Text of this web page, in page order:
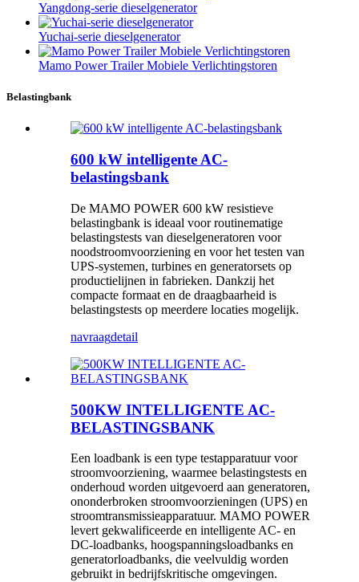
Yangdong-serie dieselgenerator
Yuchai-serie dieselgenerator
Mamo Power Trailer Mobiele Verlichtingstoren
Belastingbank
600 kW intelligente AC-
belastingsbank
De MAMO POWER 600 kW resistieve
belastingbank is ideaal voor routinematige
belastingstests van dieselgeneratoren voor
noodstroomvoorziening en voor het testen van
UPS-systemen, turbines en generatorsets op
productielijnen in fabrieken. Dankzij het
compacte formaat en de draagbaarheid is
belastingstests op meerdere locaties mogelijk.
navraagdetail
500KW INTELLIGENTE AC-
BELASTINGSBANK
Een loadbank is een type testapparatuur voor
stroomvoorziening, waarmee belastingstests en
onderhoud worden uitgevoerd aan generatoren,
ononderbroken stroomvoorzieningen (UPS) en
stroomtransmissieapparatuur. MAMO POWER
levert gekwalificeerde en intelligente AC- en
DC-loadbanks, hoogspanningsloadbanks en
generatorloadbanks, die veelvuldig worden
gebruikt in bedrijfskritische omgevingen.